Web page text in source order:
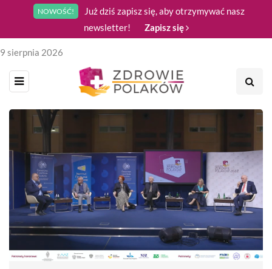
NOWOŚĆ!
Już dziś zapisz się, aby otrzymywać nasz
newsletter!
Zapisz się
9 sierpnia 2026